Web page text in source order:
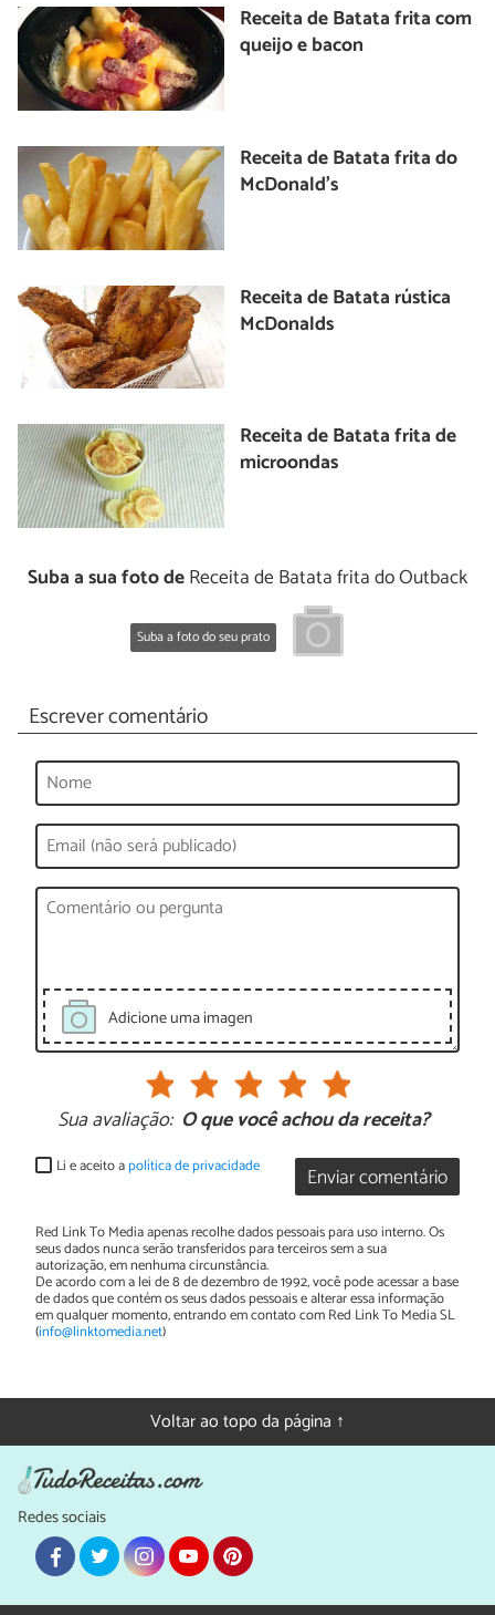
Receita de Batata frita com
queijo e bacon
Receita de Batata frita do
McDonald's
Receita de Batata rústica
McDonalds
Receita de Batata frita de
microondas
Suba a sua foto deReceita de Batata frita do Outback
Suba a foto do seu prato
Escrever comentário
Adicione uma imagen
Sua avaliação: O que você achou da receita?
Enviar comentário
Li e aceito apolítica de privacidade
Red Link To Media apenas recolhe dados pessoais para uso interno. Os
seus dados nunca serão transferidos para terceiros sem a sua
autorização, em nenhuma circunstância.
De acordo com a lei de 8 de dezembro de 1992, você pode acessar a base
de dados que contém os seus dados pessoais e alterar essa informação
em qualquer momento, entrando em contato com Red Link To Media SL
(info@linktomedia.net)
Voltar ao topo da página ↑
Redes sociais